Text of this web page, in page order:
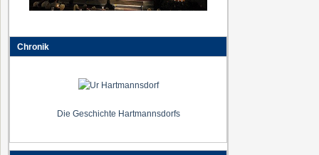
Chronik
Die Geschichte Hartmannsdorfs